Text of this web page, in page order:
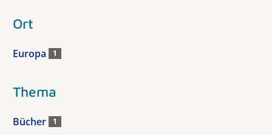
Ort
Europa 1
Thema
Bücher 1